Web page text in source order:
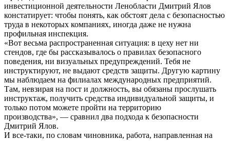
инвестиционной деятельности Ленобласти Дмитрий Ялов
констатирует: чтобы понять, как обстоят дела с безопасностью
труда в некоторых компаниях, иногда даже не нужна
профильная инспекция.
«Вот весьма распространенная ситуация: в цеху нет ни
стендов, где бы рассказывалось о правилах безопасного
поведения, ни визуальных предупреждений. Тебя не
инструктируют, не выдают средств защиты. Другую картину
мы наблюдаем на филиалах международных предприятий.
Там, невзирая на пост и должность, вы обязаны прослушать
инструктаж, получить средства индивидуальной защиты, и
только потом можете пройти на территорию
производства», — сравнил два подхода к безопасности
Дмитрий Ялов.
И все-таки, по словам чиновника, работа, направленная на